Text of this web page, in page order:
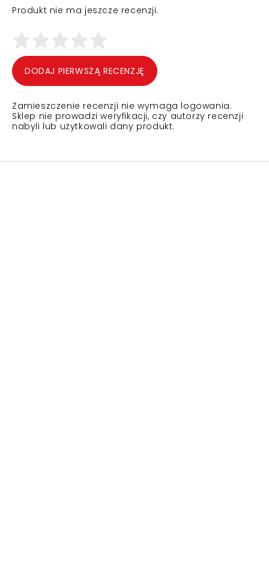
Produkt nie ma jeszcze recenzji.
DODAJ PIERWSZĄ RECENZJĘ
Zamieszczenie recenzji nie wymaga logowania.
Sklep nie prowadzi weryfikacji, czy autorzy recenzji
nabyli lub użytkowali dany produkt.